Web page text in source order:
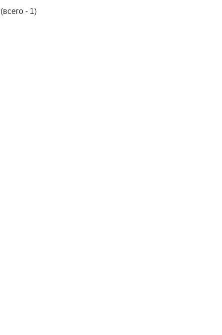
(всего - 1)